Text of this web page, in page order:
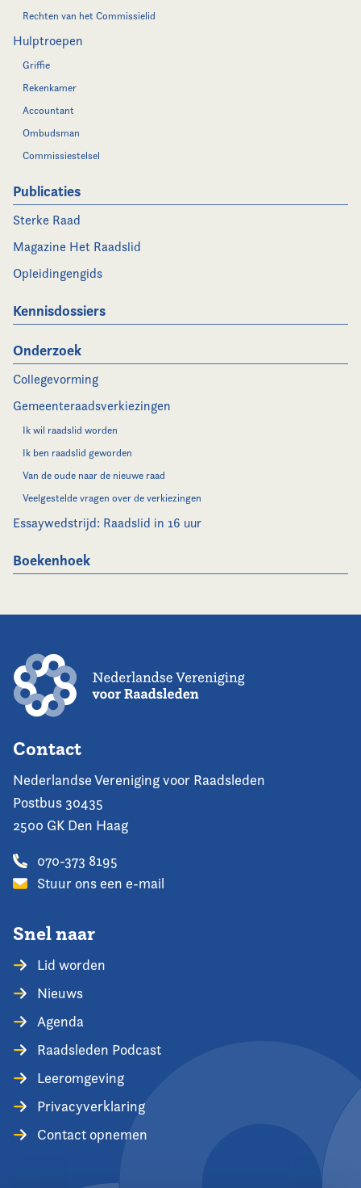
Rechten van het Commissielid
Hulptroepen
Griffie
Rekenkamer
Accountant
Ombudsman
Commissiestelsel
Publicaties
Sterke Raad
Magazine Het Raadslid
Opleidingengids
Kennisdossiers
Onderzoek
Collegevorming
Gemeenteraadsverkiezingen
Ik wil raadslid worden
Ik ben raadslid geworden
Van de oude naar de nieuwe raad
Veelgestelde vragen over de verkiezingen
Essaywedstrijd: Raadslid in 16 uur
Boekenhoek
Contact
Nederlandse Vereniging voor Raadsleden
Postbus 30435
2500 GK Den Haag
070-373 8195
Stuur ons een e-mail
Snel naar
Lid worden
Nieuws
Agenda
Raadsleden Podcast
Leeromgeving
Privacyverklaring
Contact opnemen